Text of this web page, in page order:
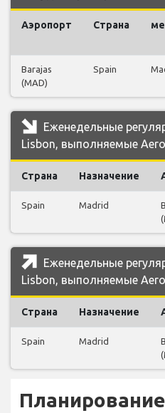
Аэропорт Страна
Barajas
(MAD)
Spain
Еженедельные
Lisbon, выполняемые
Страна Назначение
Spain Madrid
Еженедельные
Lisbon, выполняемые
Страна Назначение
Spain Madrid